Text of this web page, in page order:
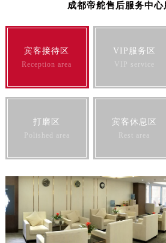
成都帝舵售后服务中
宾客接待区
Reception area
VIP服务区
VIP service
打磨区
Polished area
宾客休息区
Rest area